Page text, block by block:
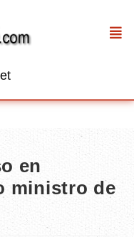
en
ministro de